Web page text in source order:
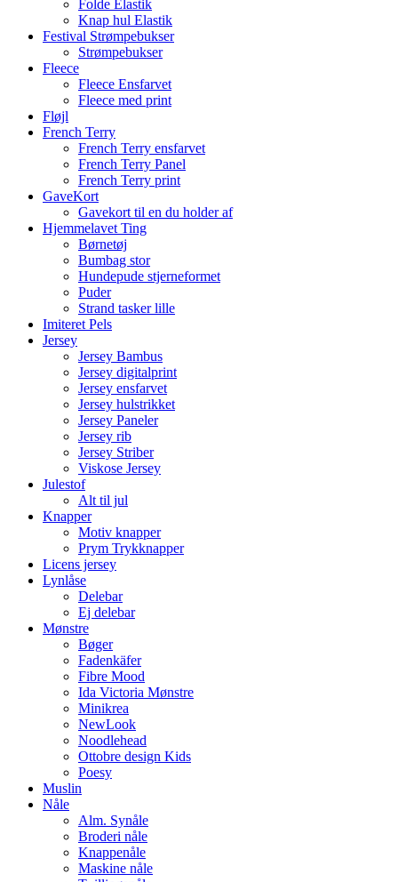
Folde Elastik
Knap hul Elastik
Festival Strømpebukser
Strømpebukser
Fleece
Fleece Ensfarvet
Fleece med print
Fløjl
French Terry
French Terry ensfarvet
French Terry Panel
French Terry print
GaveKort
Gavekort til en du holder af
Hjemmelavet Ting
Børnetøj
Bumbag stor
Hundepude stjerneformet
Puder
Strand tasker lille
Imiteret Pels
Jersey
Jersey Bambus
Jersey digitalprint
Jersey ensfarvet
Jersey hulstrikket
Jersey Paneler
Jersey rib
Jersey Striber
Viskose Jersey
Julestof
Alt til jul
Knapper
Motiv knapper
Prym Trykknapper
Licens jersey
Lynlåse
Delebar
Ej delebar
Mønstre
Bøger
Fadenkäfer
Fibre Mood
Ida Victoria Mønstre
Minikrea
NewLook
Noodlehead
Ottobre design Kids
Poesy
Muslin
Nåle
Alm. Synåle
Broderi nåle
Knappenåle
Maskine nåle